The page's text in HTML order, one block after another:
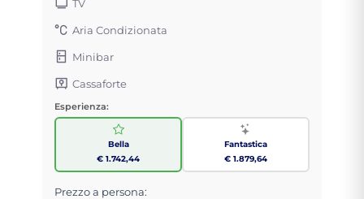
TV
Aria Condizionata
Minibar
Cassaforte
Esperienza:
Bella
€ 1.742,44
Fantastica
€ 1.879,64
Prezzo a persona: